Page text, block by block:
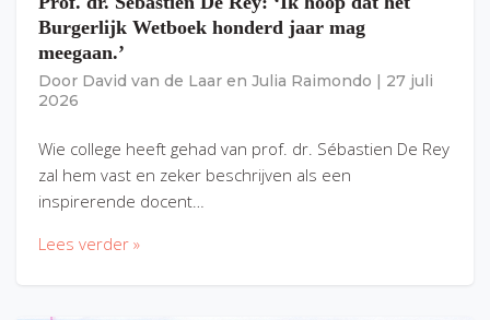
Burgerlijk Wetboek honderd jaar mag
meegaan.’
Door David van de Laar en Julia Raimondo
27 juli
2026
Wie college heeft gehad van prof. dr. Sébastien De Rey
zal hem vast en zeker beschrijven als een
inspirerende docent…
Lees verder »